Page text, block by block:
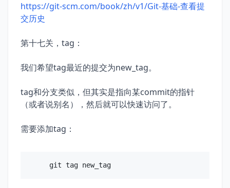
https://git-scm.com/book/zh/v1/Git-基础-查看提
交历史
第十七关，tag：
我们希望tag最近的提交为new_tag。
tag和分支类似，但其实是指向某commit的指针
（或者说别名），然后就可以快速访问了。
需要添加tag：